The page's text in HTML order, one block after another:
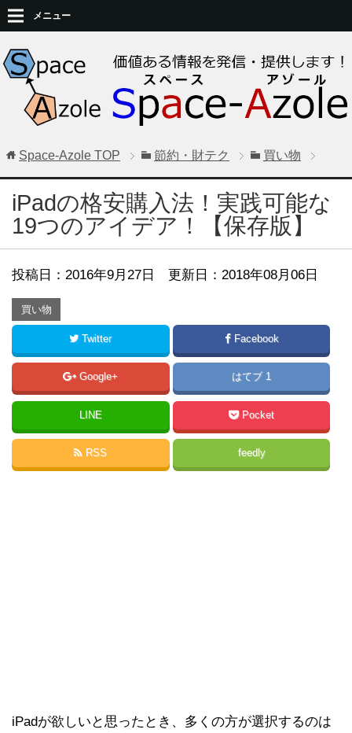
メニュー
Space-Azole TOP 節約・財テク 買い物
iPadの格安購入法！実践可能な
19つのアイデア！【保存版】
投稿日： 2016年9月27日 更新日：2018年08月06日
買い物
Twitter Facebook
Google+ はてブ 1
LINE Pocket
RSS feedly
iPadが欲しいと思ったとき、多くの方が選択するのは